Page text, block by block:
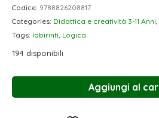
Codice: 9788826208817
Categories: Didattica e creatività 3-11 Anni,
Tags: labirinti, Logica
194 disponibili
Aggiungi al